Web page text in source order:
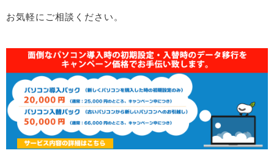
お気軽にご相談ください。